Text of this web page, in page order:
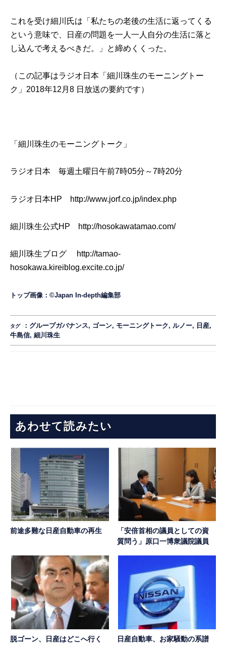
これを受け細川氏は「私たちの老後の生活に返ってくる
という意味で、日産の問題を一人一人自分の生活に落と
し込んで考えるべきだ。」と締めくくった。
（この記事はラジオ日本「細川珠生のモーニングトー
ク」2018年12月8 日放送の要約です）
「細川珠生のモーニングトーク」
ラジオ日本 毎週土曜日午前7時05分～7時20分
ラジオ日本HP http://www.jorf.co.jp/index.php
細川珠生公式HP http://hosokawatamao.com/
細川珠生ブログ
http://tamao-
hosokawa.kireiblog.excite.co.jp/
トップ画像：©Japan In-depth編集部
タグ ： グループガバナンス, ゴーン, モーニングトーク,ルノー, 日産,
牛島信,細川珠生
あわせて読みたい
前途多難な日産自動車の再生
「安倍首相の議員としての資
質問う」原口一博衆議院議員
脱ゴーン、日産はどこへ行く 日産自動車、お家騒動の系譜